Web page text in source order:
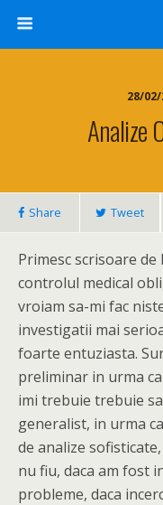
28/
Analize
Share Tweet
Primesc scrisoare
controlul medical
vroiam sa-mi fac
investigatii mai
foarte entuziasta.
preliminar in urma
imi trebuie trebuie
generalist, in urma
de analize
nu fiu, daca am fost
probleme, daca